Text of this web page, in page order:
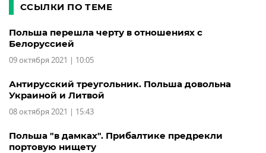
ССЫЛКИ ПО ТЕМЕ
Польша перешла черту в отношениях с
Белоруссией
09 октября 2021 | 10:05
Антирусский треугольник. Польша довольна
Украиной и Литвой
08 октября 2021 | 15:43
Польша "в дамках". Прибалтике предрекли
портовую нищету